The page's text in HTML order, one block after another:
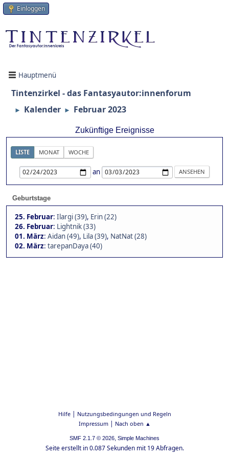
Einloggen
Hauptmenü
Tintenzirkel - das Fantasyautor:innenforum
► Kalender ► Februar 2023
Zukünftige Ereignisse
LISTE MONAT WOCHE
an
Geburtstage
25. Februar: Ilargi (39), Erin (22)
26. Februar: Lightnik (33)
01. März: Aidan (49), Lila (39), NatNat (28)
02. März: tarepanDaya (40)
Hilfe| Nutzungsbedingungen und Regeln
Impressum| Nach oben ▲
SMF 2.1.7 © 2026, Simple Machines
Seite erstellt in 0.087 Sekunden mit 19 Abfragen.